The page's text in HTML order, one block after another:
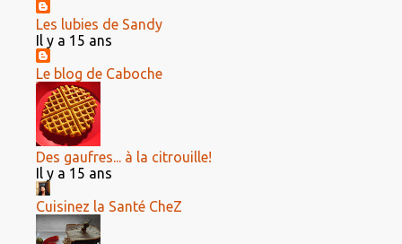
Les lubies de Sandy
Il y a 15 ans
Le blog de Caboche
Des gaufres... à la citrouille!
Il y a 15 ans
Cuisinez la Santé CheZ